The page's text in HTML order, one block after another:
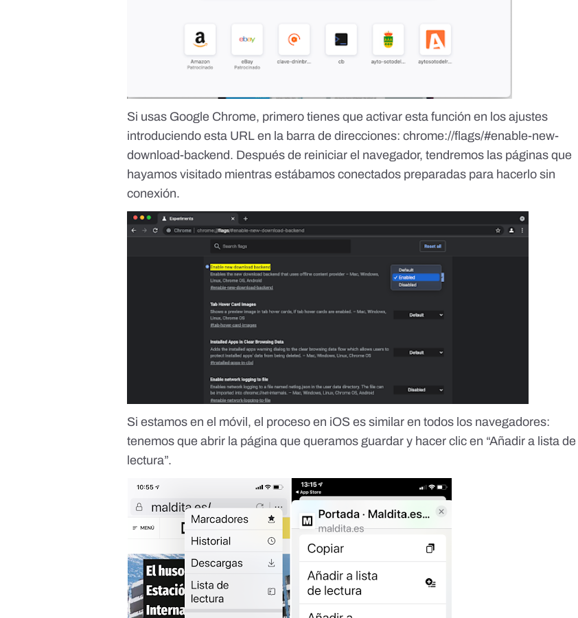
Si usas Google Chrome, primero tienes que activar esta función en los ajustes
introduciendo esta URL en la barra de direcciones: chrome://flags/#enable-new-
download-backend. Después de reiniciar el navegador, tendremos las páginas que
hayamos visitado mientras estábamos conectados preparadas para hacerlo sin
conexión.
Si estamos en el móvil, el proceso en iOS es similar en todos los navegadores:
tenemos que abrir la página que queramos guardar y hacer clic en “Añadir a lista de
lectura”.